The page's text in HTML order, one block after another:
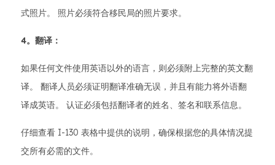
式照片。 照片必须符合移民局的照片要求。
4。翻译：
如果任何文件使用英语以外的语言，则必须附上完整的英文翻
译。 翻译人员必须证明翻译准确无误，并且有能力将外语翻
译成英语。 认证必须包括翻译者的姓名、签名和联系信息。
仔细查看 I-130 表格中提供的说明，确保根据您的具体情况提
交所有必需的文件。